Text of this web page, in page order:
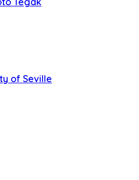
of Seville